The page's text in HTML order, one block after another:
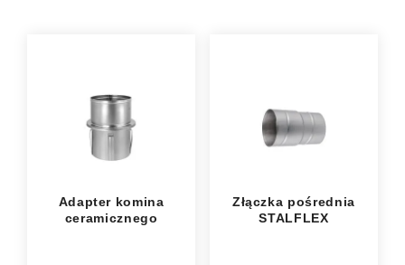
Adapter komina
ceramicznego
Złączka pośrednia
STALFLEX